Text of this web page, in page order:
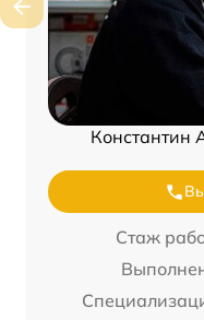
Константин
Стаж